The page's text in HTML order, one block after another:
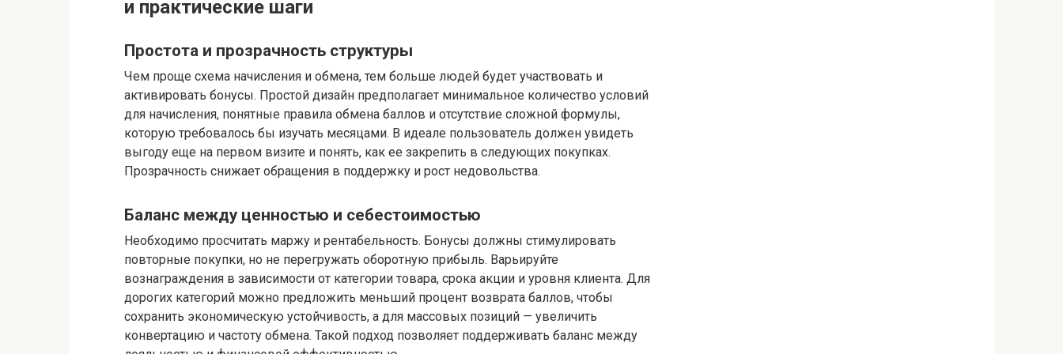
и практические шаги
Простота и прозрачность структуры
Чем проще схема начисления и обмена, тем больше людей будет участвовать и
активировать бонусы. Простой дизайн предполагает минимальное количество условий
для начисления, понятные правила обмена баллов и отсутствие сложной формулы,
которую требовалось бы изучать месяцами. В идеале пользователь должен увидеть
выгоду еще на первом визите и понять, как ее закрепить в следующих покупках.
Прозрачность снижает обращения в поддержку и рост недовольства.
Баланс между ценностью и себестоимостью
Необходимо просчитать маржу и рентабельность. Бонусы должны стимулировать
повторные покупки, но не перегружать оборотную прибыль. Варьируйте
вознаграждения в зависимости от категории товара, срока акции и уровня клиента. Для
дорогих категорий можно предложить меньший процент возврата баллов, чтобы
сохранить экономическую устойчивость, а для массовых позиций — увеличить
конвертацию и частоту обмена. Такой подход позволяет поддерживать баланс между